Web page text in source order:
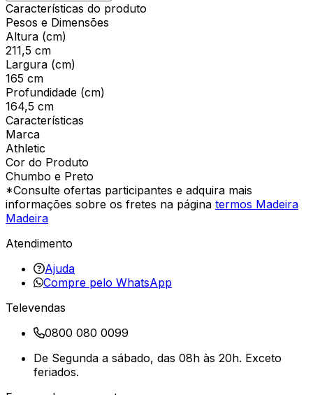
Características do produto
Pesos e Dimensões
Altura (cm)
211,5 cm
Largura (cm)
165 cm
Profundidade (cm)
164,5 cm
Características
Marca
Athletic
Cor do Produto
Chumbo e Preto
*Consulte ofertas participantes e adquira mais
informações sobre os fretes na página termos Madeira
Madeira
Atendimento
Ajuda
Compre pelo WhatsApp
Televendas
0800 080 0099
De Segunda a sábado, das 08h às 20h. Exceto
feriados.